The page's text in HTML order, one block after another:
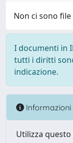
Non ci sono
I documenti in
tutti i diritti
indicazione.
Informazioni
Utilizza